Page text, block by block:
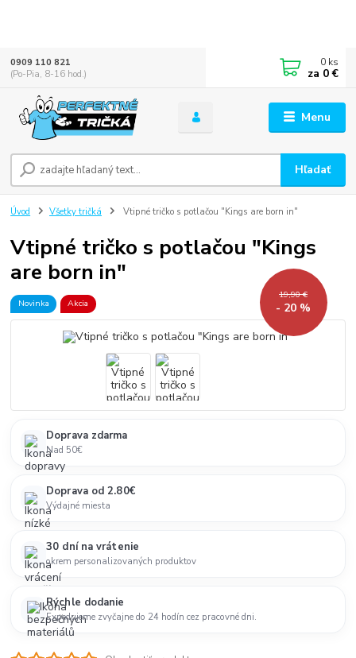
Menu
Hľadať
0909 110 821
(Po-Pia, 8-16 hod.)
0 ks
za 0 €
Úvod Všetky tričká Vtipné tričko s potlačou "Kings are born in"
Vtipné tričko s potlačou "Kings
are born in"
Novinka Akcia
19,90 €
- 20 %
Doprava zdarma
Nad 50€
Doprava od 2.80€
Výdajné miesta
30 dní na vrátenie
okrem personalizovaných produktov
Rýchle dodanie
Expedujeme zvyčajne do 24 hodín cez pracovné dni.